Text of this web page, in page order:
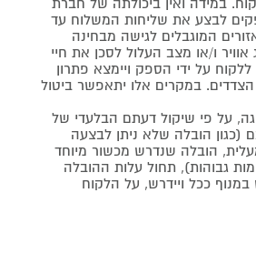
לבצע את שליחות המשלוח עד
המוגבלים לגישה מבחינה
אוויר ו/או מצב העלול לסכן את חיי
ללקוח על ידי הספק ויימצא פתרון
במקרים אלו יתאפשר ביטול
על פי שיקול דעתם הבלעדי של
(כגון הובלה שלא ניתן לבצעה
הובלה שנדרש מכשור מיוחד
גבוהות), תחול עלות ההובלה
ככל ויידרש, על הלקוח